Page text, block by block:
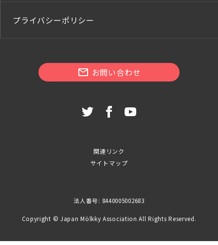
プライバシーポリシー
お問い合わせ
関連リンク
サイトマップ
法人番号: 8440005002683
Copyright © Japan Mölkky Association All Rights Reserved.